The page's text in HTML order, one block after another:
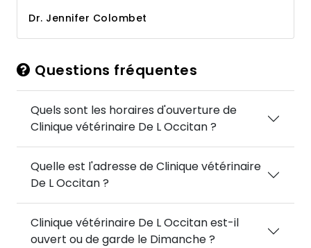
Dr. Jennifer Colombet
Questions fréquentes
Quels sont les horaires d'ouverture de
Clinique vétérinaire De L Occitan ?
Quelle est l'adresse de Clinique vétérinaire
De L Occitan ?
Clinique vétérinaire De L Occitan est-il
ouvert ou de garde le Dimanche ?